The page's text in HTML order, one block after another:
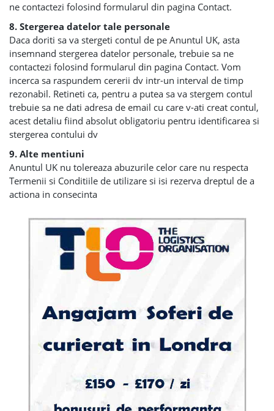
ne contactezi folosind formularul din pagina Contact.
8. Stergerea datelor tale personale
Daca doriti sa va stergeti contul de pe Anuntul UK, asta
insemnand stergerea datelor personale, trebuie sa ne
contactezi folosind formularul din pagina Contact. Vom
incerca sa raspundem cererii dv intr-un interval de timp
rezonabil. Retineti ca, pentru a putea sa va stergem contul
trebuie sa ne dati adresa de email cu care v-ati creat contul,
acest detaliu fiind absolut obligatoriu pentru identificarea si
stergerea contului dv
9. Alte mentiuni
Anuntul UK nu tolereaza abuzurile celor care nu respecta
Termenii si Conditiile de utilizare si isi rezerva dreptul de a
actiona in consecinta